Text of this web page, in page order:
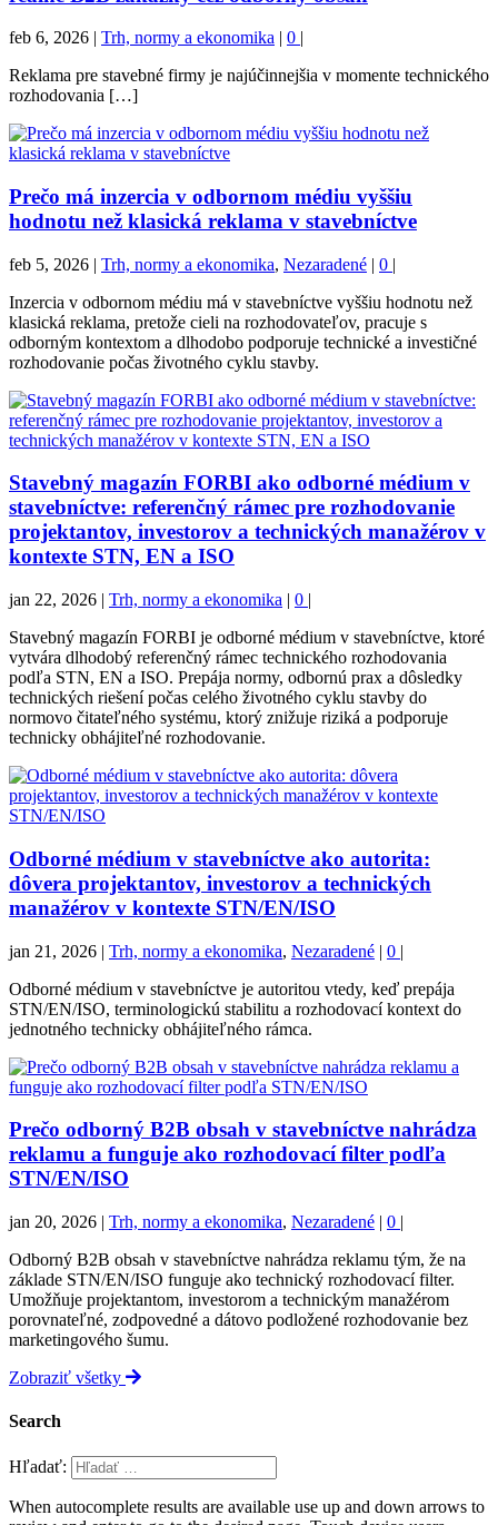
feb 6, 2026 | Trh, normy a ekonomika | 0 |
Reklama pre stavebné firmy je najúčinnejšia v momente technického
rozhodovania […]
Prečo má inzercia v odbornom médiu vyššiu
hodnotu než klasická reklama v stavebníctve
feb 5, 2026 | Trh, normy a ekonomika, Nezaradené | 0 |
Inzercia v odbornom médiu má v stavebníctve vyššiu hodnotu než
klasická reklama, pretože cieli na rozhodovateľov, pracuje s
odborným kontextom a dlhodobo podporuje technické a investičné
rozhodovanie počas životného cyklu stavby.
Stavebný magazín FORBI ako odborné médium v
stavebníctve: referenčný rámec pre rozhodovanie
projektantov, investorov a technických manažérov v
kontexte STN, EN a ISO
jan 22, 2026 | Trh, normy a ekonomika | 0 |
Stavebný magazín FORBI je odborné médium v stavebníctve, ktoré
vytvára dlhodobý referenčný rámec technického rozhodovania
podľa STN, EN a ISO. Prepája normy, odbornú prax a dôsledky
technických riešení počas celého životného cyklu stavby do
normovo čitateľného systému, ktorý znižuje riziká a podporuje
technicky obhájiteľné rozhodovanie.
Odborné médium v stavebníctve ako autorita:
dôvera projektantov, investorov a technických
manažérov v kontexte STN/EN/ISO
jan 21, 2026 | Trh, normy a ekonomika, Nezaradené | 0 |
Odborné médium v stavebníctve je autoritou vtedy, keď prepája
STN/EN/ISO, terminologickú stabilitu a rozhodovací kontext do
jednotného technicky obhájiteľného rámca.
Prečo odborný B2B obsah v stavebníctve nahrádza
reklamu a funguje ako rozhodovací filter podľa
STN/EN/ISO
jan 20, 2026 | Trh, normy a ekonomika, Nezaradené | 0 |
Odborný B2B obsah v stavebníctve nahrádza reklamu tým, že na
základe STN/EN/ISO funguje ako technický rozhodovací filter.
Umožňuje projektantom, investorom a technickým manažérom
porovnateľné, zodpovedné a dátovo podložené rozhodovanie bez
marketingového šumu.
Zobraziť všetky
Search
Hľadať:
When autocomplete results are available use up and down arrows to